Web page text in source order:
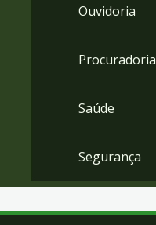
Ouvidoria
Procuradoria
Saúde
Segurança